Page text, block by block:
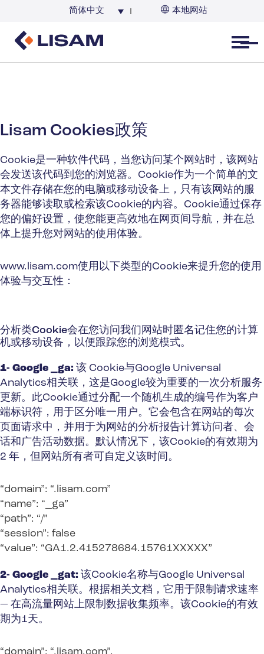
简体中文 本地网站
Open menu
Lisam Cookies政策
Cookie是一种软件代码，当您访问某个网站时，该网站
会发送该代码到您的浏览器。Cookie作为一个简单的文
本文件存储在您的电脑或移动设备上，只有该网站的服
务器能够读取或检索该Cookie的内容。Cookie通过保存
您的偏好设置，使您能更高效地在网页间导航，并在总
体上提升您对网站的使用体验。
www.lisam.com使用以下类型的Cookie来提升您的使用
体验与交互性：
分析类Cookie会在您访问我们网站时匿名记住您的计算
机或移动设备，以便跟踪您的浏览模式。
1- Google _ga: 该 Cookie与Google Universal
Analytics相关联，这是Google较为重要的一次分析服务
更新。此Cookie通过分配一个随机生成的编号作为客户
端标识符，用于区分唯一用户。它会包含在网站的每次
页面请求中，并用于为网站的分析报告计算访问者、会
话和广告活动数据。默认情况下，该Cookie的有效期为
2 年，但网站所有者可自定义该时间。
“domain”: “.lisam.com”
“name”: “_ga”
“path”: “/”
“session”: false
“value”: “GA1.2.415278684.15761XXXXX”
2- Google _gat: 该Cookie名称与Google Universal
Analytics相关联。根据相关文档，它用于限制请求速率
— 在高流量网站上限制数据收集频率。该Cookie的有效
期为1天。